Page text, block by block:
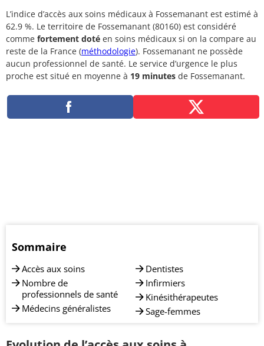
L’indice d’accès aux soins médicaux à Fossemanant est estimé à
62.9 %. Le territoire de Fossemanant (80160) est considéré
comme fortement doté en soins médicaux si on la compare au
reste de la France (méthodologie). Fossemanant ne possède
aucun professionnel de santé. Le service d’urgence le plus
proche est situé en moyenne à 19 minutes de Fossemanant.
Sommaire
Accès aux soins
Nombre de
professionnels de santé
Médecins généralistes
Dentistes
Infirmiers
Kinésithérapeutes
Sage-femmes